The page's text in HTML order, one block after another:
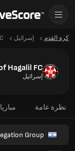
كرة القدم إسرائيل
Hagalil FC
إسرائيل
نظرة عامة
Group